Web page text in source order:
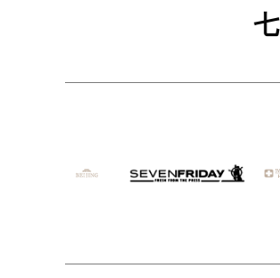
上海市黄浦区南
盐城市盐都区世
泰州市海陵区永
宁波市江北区大